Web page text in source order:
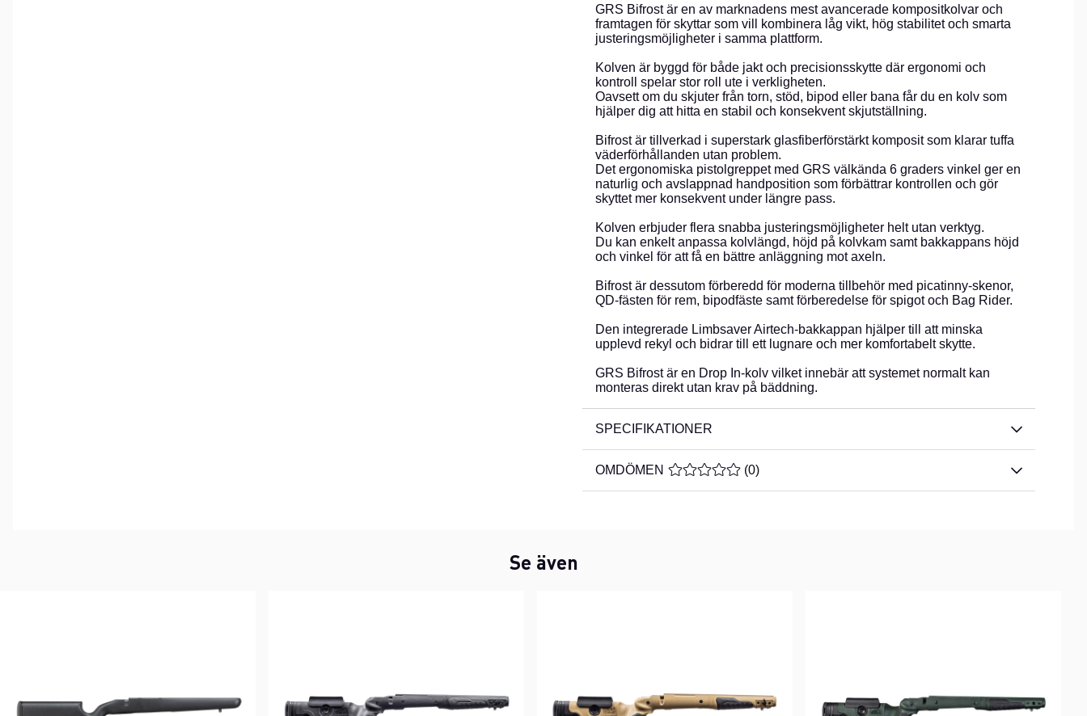
GRS Bifrost är en av marknadens mest avancerade kompositkolvar och
framtagen för skyttar som vill kombinera låg vikt, hög stabilitet och smarta
justeringsmöjligheter i samma plattform.
Kolven är byggd för både jakt och precisionsskytte där ergonomi och
kontroll spelar stor roll ute i verkligheten.
Oavsett om du skjuter från torn, stöd, bipod eller bana får du en kolv som
hjälper dig att hitta en stabil och konsekvent skjutställning.
Bifrost är tillverkad i superstark glasfiberförstärkt komposit som klarar tuffa
väderförhållanden utan problem.
Det ergonomiska pistolgreppet med GRS välkända 6 graders vinkel ger en
naturlig och avslappnad handposition som förbättrar kontrollen och gör
skyttet mer konsekvent under längre pass.
Kolven erbjuder flera snabba justeringsmöjligheter helt utan verktyg.
Du kan enkelt anpassa kolvlängd, höjd på kolvkam samt bakkappans höjd
och vinkel för att få en bättre anläggning mot axeln.
Bifrost är dessutom förberedd för moderna tillbehör med picatinny-skenor,
QD-fästen för rem, bipodfäste samt förberedelse för spigot och Bag Rider.
Den integrerade Limbsaver Airtech-bakkappan hjälper till att minska
upplevd rekyl och bidrar till ett lugnare och mer komfortabelt skytte.
GRS Bifrost är en Drop In-kolv vilket innebär att systemet normalt kan
monteras direkt utan krav på bäddning.
SPECIFIKATIONER
OMDÖMEN MEDELBETYG 0 AV 5 ANTAL BETYG 0
(0)
Se även